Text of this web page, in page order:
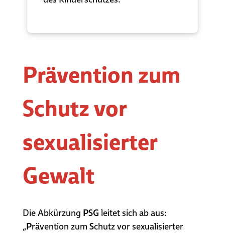
Prävention zum
Schutz vor
sexualisierter
Gewalt
Die Abkürzung PSG leitet sich ab aus:
„Prävention zum Schutz vor sexualisierter